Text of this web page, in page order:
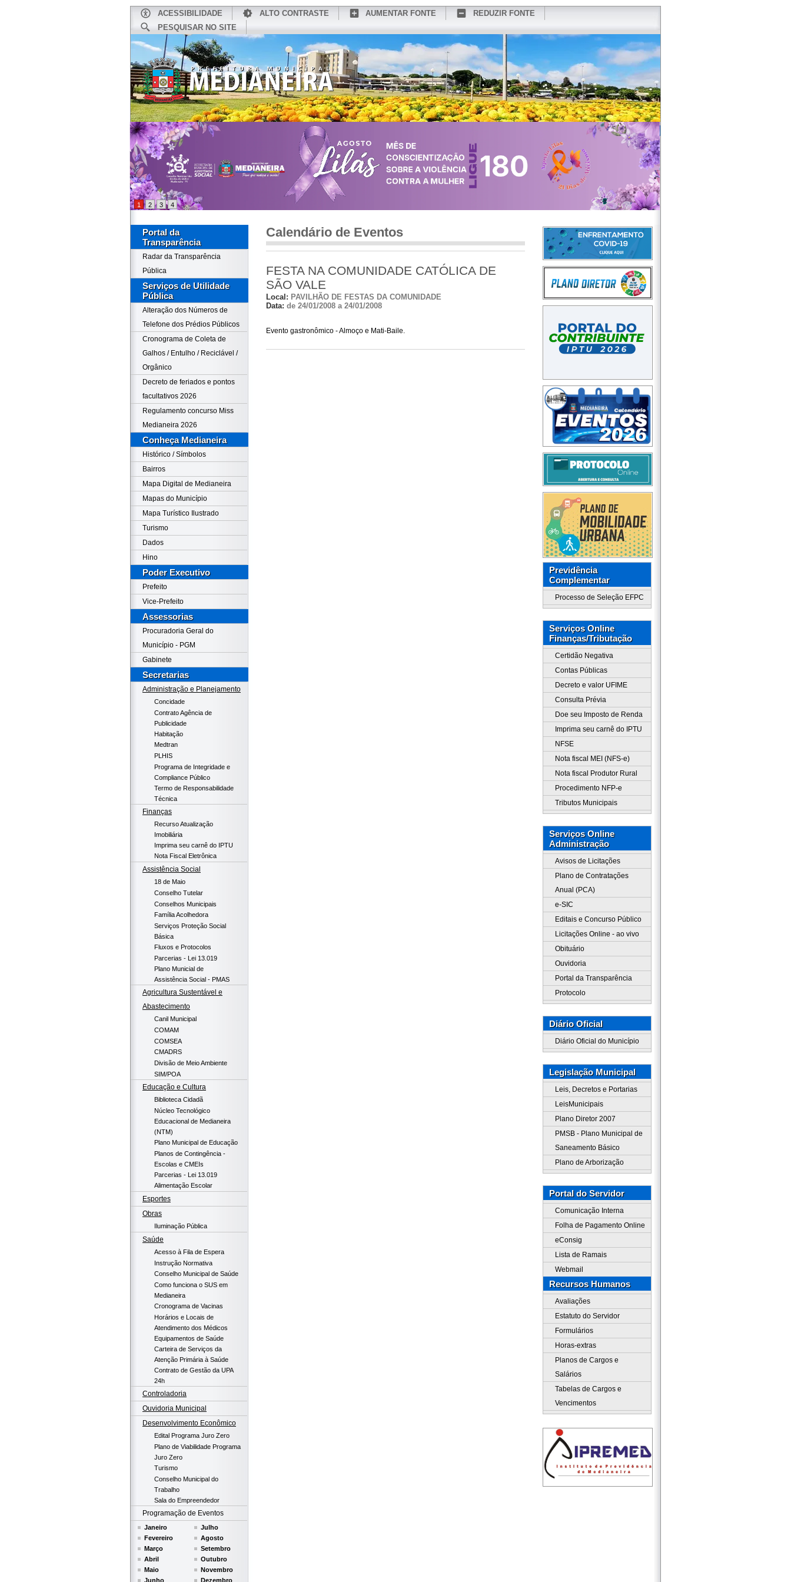
ACESSIBILIDADE ALTO CONTRASTE AUMENTAR FONTE
REDUZIR FONTE
PESQUISAR NO SITE
CONHEÇA MEDIANEIRA REDES SOCIAIS WEBMAIL
1 2 3 4
Portal da
Transparência
Radar da Transparência
Pública
Serviços de Utilidade
Pública
Alteração dos Números de
Telefone dos Prédios Públicos
Cronograma de Coleta de
Galhos / Entulho / Reciclável /
Orgânico
Decreto de feriados e pontos
facultativos 2026
Regulamento concurso Miss
Medianeira 2026
Conheça Medianeira
Histórico / Símbolos
Bairros
Mapa Digital de Medianeira
Mapas do Município
Mapa Turístico Ilustrado
Turismo
Dados
Hino
Poder Executivo
Prefeito
Vice-Prefeito
Assessorias
Procuradoria Geral do
Município - PGM
Gabinete
Secretarias
Administração e Planejamento
Concidade
Contrato Agência de
Publicidade
Habitação
Medtran
PLHIS
Programa de Integridade e
Compliance Público
Termo de Responsabilidade
Técnica
Finanças
Recurso Atualização
Imobiliária
Imprima seu carnê do IPTU
Nota Fiscal Eletrônica
Assistência Social
18 de Maio
Conselho Tutelar
Conselhos Municipais
Família Acolhedora
Serviços Proteção Social
Básica
Fluxos e Protocolos
Parcerias - Lei 13.019
Plano Municial de
Assistência Social - PMAS
Agricultura Sustentável e
Abastecimento
Canil Municipal
COMAM
COMSEA
CMADRS
Divisão de Meio Ambiente
SIM/POA
Educação e Cultura
Biblioteca Cidadã
Núcleo Tecnológico
Educacional de Medianeira
(NTM)
Plano Municipal de Educação
Planos de Contingência -
Escolas e CMEIs
Parcerias - Lei 13.019
Alimentação Escolar
Esportes
Obras
Iluminação Pública
Saúde
Acesso à Fila de Espera
Instrução Normativa
Conselho Municipal de Saúde
Como funciona o SUS em
Medianeira
Cronograma de Vacinas
Horários e Locais de
Atendimento dos Médicos
Equipamentos de Saúde
Carteira de Serviços da
Atenção Primária à Saúde
Contrato de Gestão da UPA
24h
Controladoria
Ouvidoria Municipal
Desenvolvimento Econômico
Edital Programa Juro Zero
Plano de Viabilidade Programa
Juro Zero
Turismo
Conselho Municipal do
Trabalho
Sala do Empreendedor
Programação de Eventos
Janeiro
Fevereiro
Março
Abril
Maio
Junho
Julho
Agosto
Setembro
Outubro
Novembro
Dezembro
Calendário de Eventos
FESTA NA COMUNIDADE CATÓLICA DE
SÃO VALE
Local: PAVILHÃO DE FESTAS DA COMUNIDADE
Data: de 24/01/2008 a 24/01/2008
Evento gastronômico - Almoço e Mati-Baile.
Previdência
Complementar
Processo de Seleção EFPC
Serviços Online
Finanças/Tributação
Certidão Negativa
Contas Públicas
Decreto e valor UFIME
Consulta Prévia
Doe seu Imposto de Renda
Imprima seu carnê do IPTU
NFSE
Nota fiscal MEI (NFS-e)
Nota fiscal Produtor Rural
Procedimento NFP-e
Tributos Municipais
Serviços Online
Administração
Avisos de Licitações
Plano de Contratações
Anual (PCA)
e-SIC
Editais e Concurso Público
Licitações Online - ao vivo
Obituário
Ouvidoria
Portal da Transparência
Protocolo
Diário Oficial
Diário Oficial do Município
Legislação Municipal
Leis, Decretos e Portarias
LeisMunicipais
Plano Diretor 2007
PMSB - Plano Municipal de
Saneamento Básico
Plano de Arborização
Portal do Servidor
Comunicação Interna
Folha de Pagamento Online
eConsig
Lista de Ramais
Webmail
Recursos Humanos
Avaliações
Estatuto do Servidor
Formulários
Horas-extras
Planos de Cargos e
Salários
Tabelas de Cargos e
Vencimentos